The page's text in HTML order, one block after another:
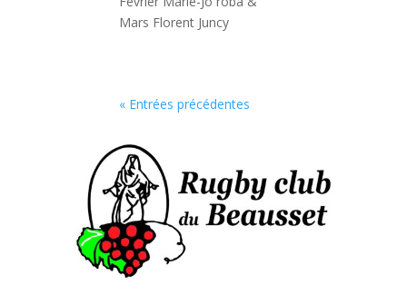
Mars Florent Juncy
« Entrées précédentes